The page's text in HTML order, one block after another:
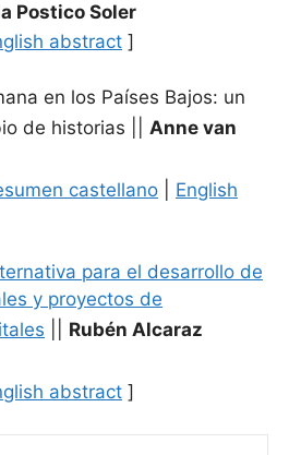
Postico Soler
abstract ]
en los Países Bajos: un
de historias
Anne van
castellano
English
para el desarrollo de
y proyectos de
Rubén Alcaraz
abstract ]